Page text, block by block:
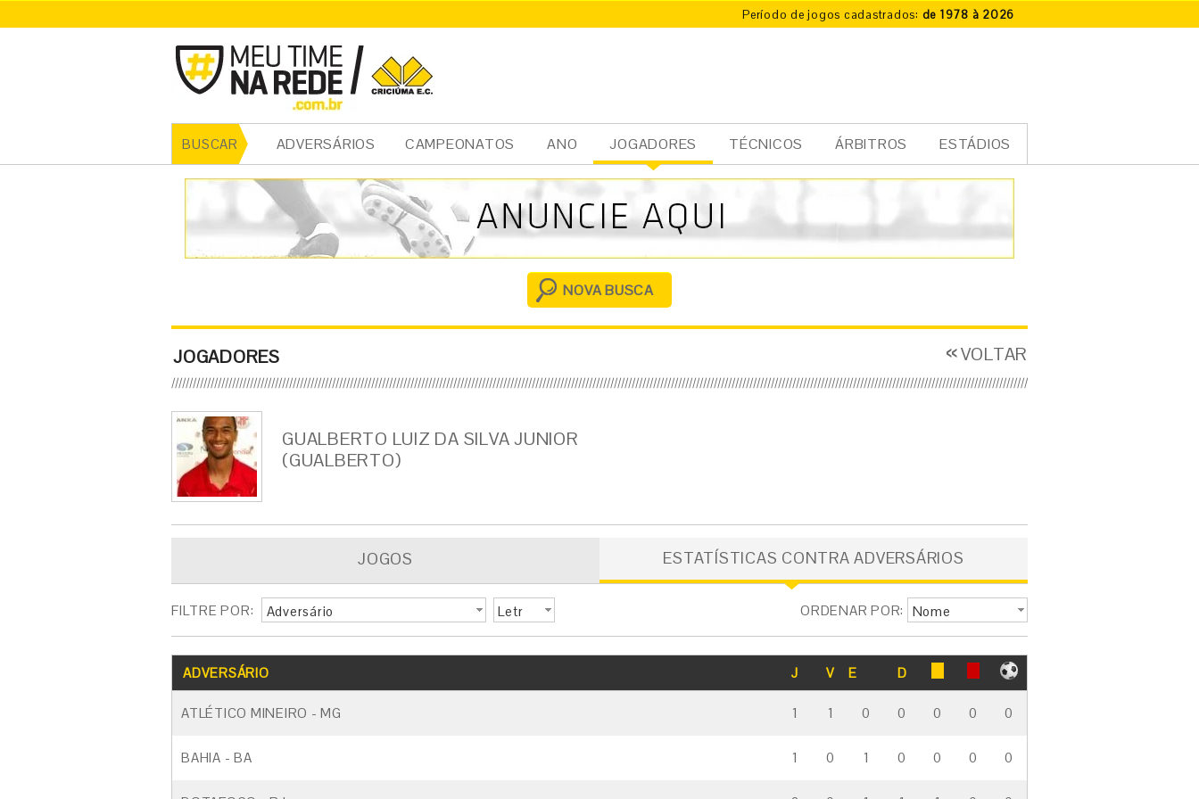
Período de jogos cadastrados: de 1978 à 2026
BUSCAR ADVERSÁRIOS CAMPEONATOS ANO JOGADORES TÉCNICOS ÁRBITROS ESTÁDIOS
cia
l
NOVA BUSCA
JOGADORES VOLTAR
GUALBERTO LUIZ DA SILVA JUNIOR
(GUALBERTO)
JOGOS ESTATÍSTICAS CONTRA ADVERSÁRIOS
FILTRE POR: Adversário
Letr
ORDENAR POR: Nome
ADVERSÁRIO J V E D
ATLÉTICO MINEIRO - MG 1 1 0 0 0 0 0
BAHIA - BA 1 0 1 0 0 0 0